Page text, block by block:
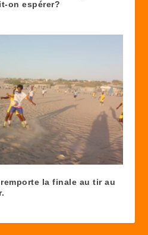
on espérer?
la finale au tir au